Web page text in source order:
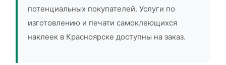
потенциальных покупателей. Услуги по
изготовлению и печати самоклеющихся
наклеек в Красноярске доступны на заказ.